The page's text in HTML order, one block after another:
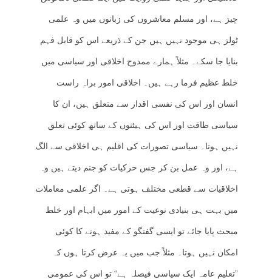
چیز ہے، اور مسلم معاشروں کی زبانوں میں وہ علمی
ٹولز ہی موجود نہیں ہیں جن کے ذریعے اس کو قابل فہم
بنایا جا سکے۔ مثلاً ہمارے ممدوح اخلاقی اور سیاسی میں
خلط عظیم فرما رہے ہیں۔ اخلاقی امور براہِ راست
انسان اور اس کی نفسی اقدار سے متعلق ہیں، ان کا
سیاسی طاقت اور اس کی ہیئتوں کے ساتھ کوئی تعلق
نہیں ہوتا۔ سیاسی تصورات کی اقلیم ہی اخلاقی سے الگ
ہے، اور وہ عمل بن کر جس حرکیات کو جنم دیتے ہیں وہ
اخلاقیات سے قطعی مختلف ہوتی ہے۔ اگر علمی معاملات
میں بہت ہی بنیادی نوعیت کے امور میں ابہام اور خلط
مبحث پایا جائے تو ایسی گفتگو کے مفید ہونے کا کوئی
امکان نہیں ہوتا۔ مثلاً جب میں یہ عرض کرتا ہوں کہ
”تعلیم عامہ ایک سیاسی فیصلہ ہے“ تو اس کی عمومی